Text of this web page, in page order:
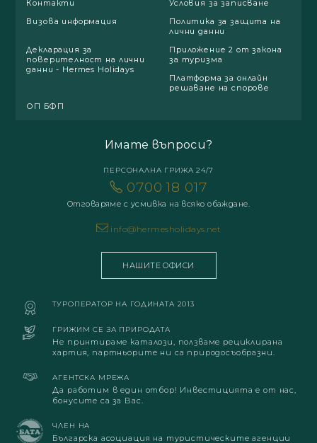
Контакти
Условия за записване
Визова информация
Политика за защита на
лични данни
Декларация за
поверителност на лични
данни - Hermes Holidays
Приложение 2 от закона
за туризма
Платформа за онлайн
решаване на спорове
ОП БФП
Имате въпроси?
ПЕРСОНАЛНА ГРИЖА 24/7
0700 18 017
Отговаряме с усмивка на всяко обаждане.
info@hermesholidays.net
НАШИТЕ ОФИСИ
ТУРОПЕРАТОР НА ГОДИНАТА 2013
ГРИЖИМ СЕ ЗА ПРИРОДАТА
Не принтираме каталози, ползваме рециклирана
хартия, партньорите ни са природосъобразни.
АГЕНТСКА МРЕЖА
Да работим в един отбор! Инвестицията е от нас,
бонусите са за Вас.
ЧЛЕН НА
Българска асоциация на туристическите агенции